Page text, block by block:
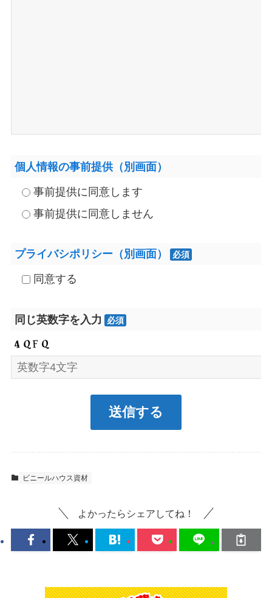
個人情報の事前提供（別画面）
事前提供に同意します
事前提供に同意しません
プライバシポリシー（別画面） 必須
同意する
同じ英数字を入力 必須
ビニールハウス資材
よかったらシェアしてね！